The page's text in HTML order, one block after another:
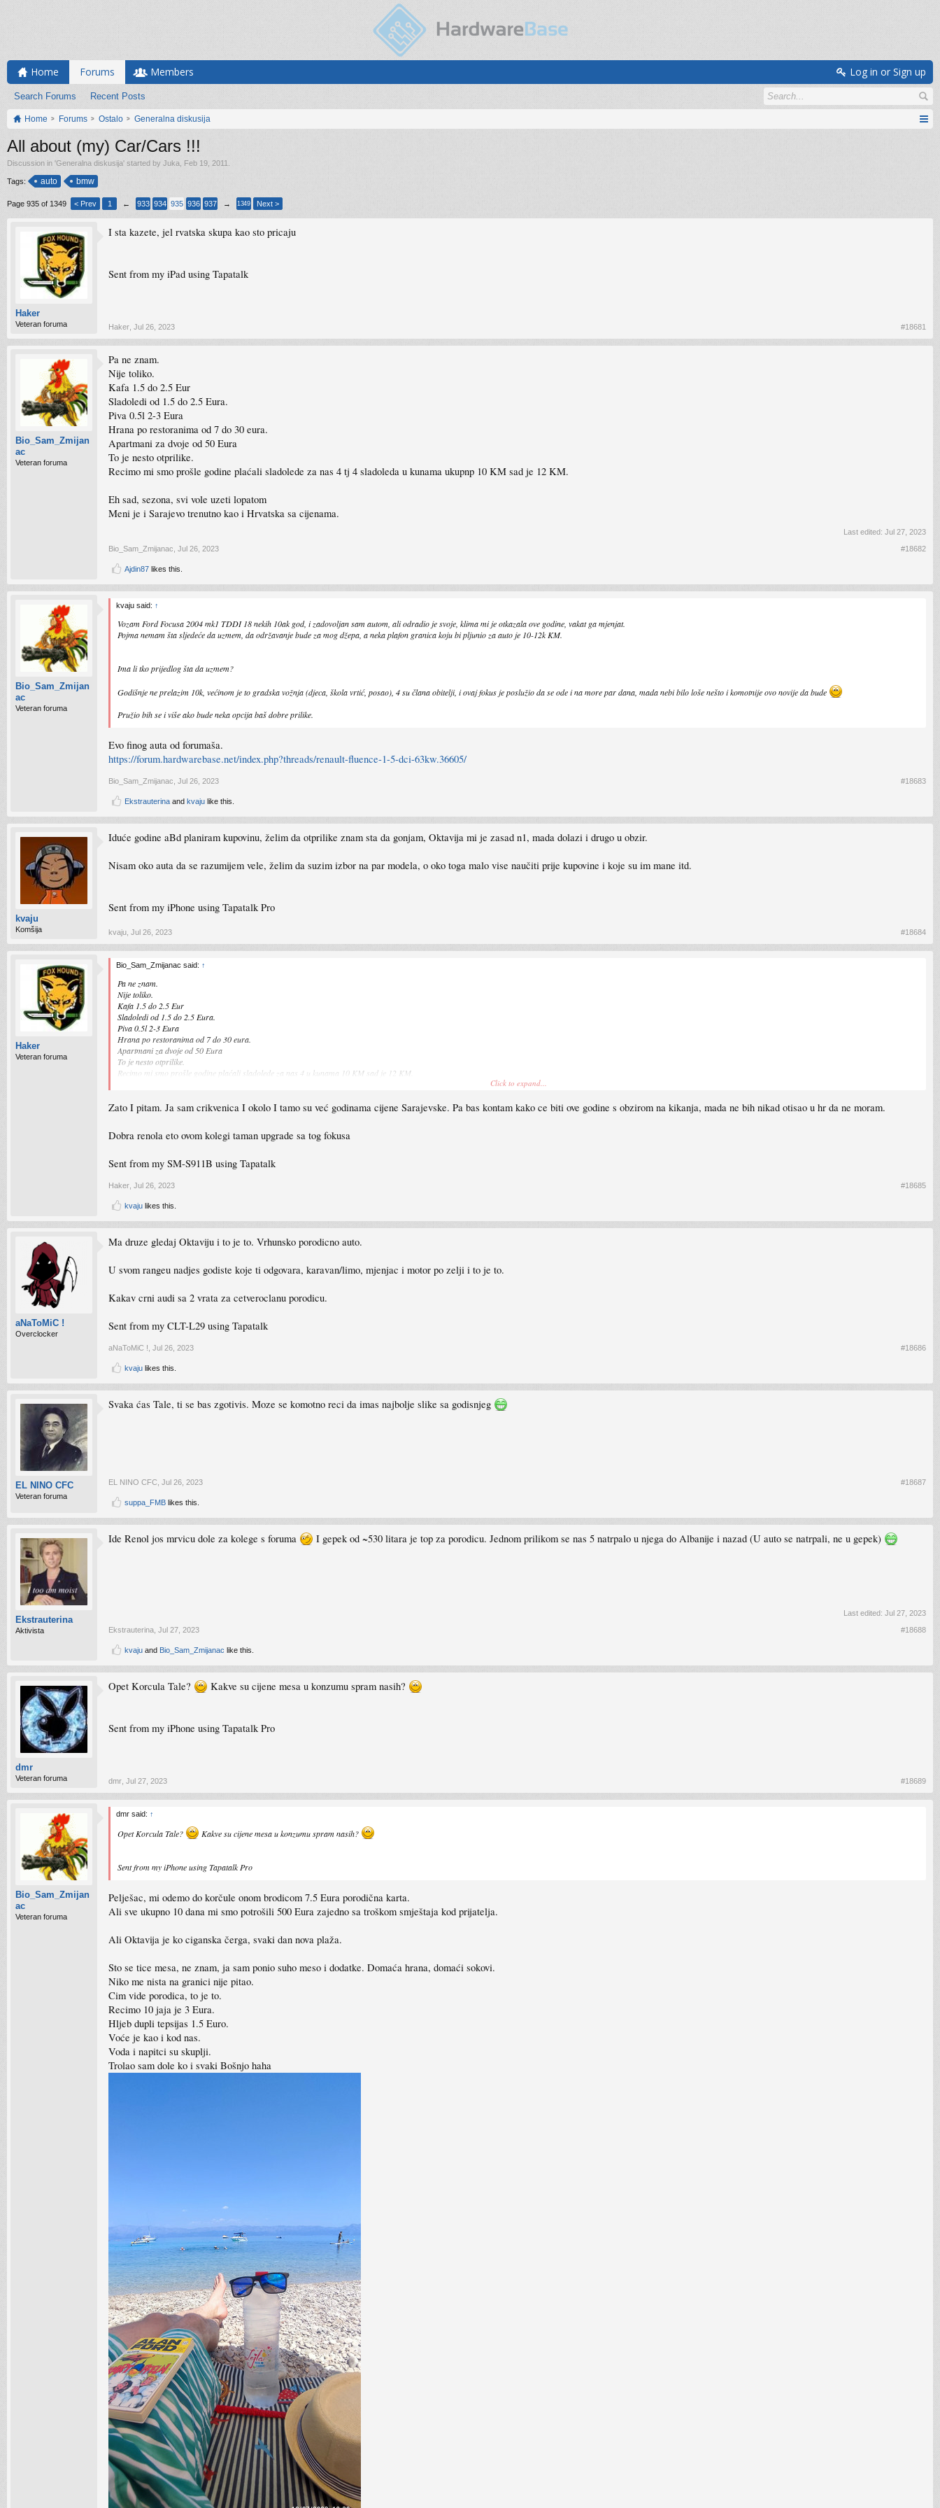
Home Forums
Search Forums Recent Posts
Members Log in or Sign up
Home Forums Ostalo Generalna diskusija
All about (my) Car/Cars !!!
Discussion in 'Generalna diskusija' started by Juka Feb 19, 2011
Tags: auto bmw
Page 935 of 1349 < Prev 1 ← 933 934 935 936 937 → 1349 Next >
Haker
Veteran foruma
I sta kazete, jel rvatska skupa kao sto pricaju
Sent from my iPad using Tapatalk
Haker Jul 26, 2023 #18681
Bio_Sam_Zmijan
ac
Veteran foruma
Pa ne znam.
Nije toliko.
Kafa 1.5 do 2.5 Eur
Sladoledi od 1.5 do 2.5 Eura.
Piva 0.5l 2-3 Eura
Hrana po restoranima od 7 do 30 eura.
Apartmani za dvoje od 50 Eura
To je nesto otprilike.
Recimo mi smo prošle godine plaćali sladolede za nas 4 tj 4 sladoleda u kunama ukupnp 10 KM sad je 12 KM.
Eh sad, sezona, svi vole uzeti lopatom
Meni je i Sarajevo trenutno kao i Hrvatska sa cijenama.
Last edited: Jul 27, 2023
Bio_Sam_Zmijanac Jul 26, 2023 #18682
Ajdin87 likes this.
Bio_Sam_Zmijan
ac
Veteran foruma
kvaju said: ↑
Vozam Ford Focusa 2004 mk1 TDDI 18 nekih 10ak god, i zadovoljan sam autom, ali odradio je svoje, klima mi je otkazala ove godine, vakat ga mjenjat.
Pojma nemam šta sljedeće da uzmem, da održavanje bude za mog džepa, a neka plafon granica koju bi pljunio za auto je 10-12k KM.
Ima li tko prijedlog šta da uzmem?
Godišnje ne prelazim 10k, većinom je to gradska vožnja (djeca, škola vrtić, posao), 4 su člana obitelji, i ovaj fokus je poslužio da se ode i na more par dana, mada nebi bilo loše nešto i komotnije ovo novije da bude
Pružio bih se i više ako bude neka opcija baš dobre prilike.
Evo finog auta od forumaša.
https://forum.hardwarebase.net/index.php?threads/renault-fluence-1-5-dci-63kw.36605/
Bio_Sam_Zmijanac Jul 26, 2023 #18683
Ekstrauterina and kvaju like this.
kvaju
Komšija
Iduće godine aBd planiram kupovinu, želim da otprilike znam sta da gonjam, Oktavija mi je zasad n1, mada dolazi i drugo u obzir.
Nisam oko auta da se razumijem vele, želim da suzim izbor na par modela, o oko toga malo vise naučiti prije kupovine i koje su im mane itd.
Sent from my iPhone using Tapatalk Pro
kvaju Jul 26, 2023 #18684
Haker
Veteran foruma
Bio_Sam_Zmijanac said: ↑
Pa ne znam.
Nije toliko.
Kafa 1.5 do 2.5 Eur
Sladoledi od 1.5 do 2.5 Eura.
Piva 0.5l 2-3 Eura
Hrana po restoranima od 7 do 30 eura.
Apartmani za dvoje od 50 Eura
To je nesto otprilike.
Recimo mi smo prošle godine plaćali sladolede za nas 4 u kunama 10 KM sad je 12 KM.
Meni je i Sarajevo trenutno kao i Hrvatska sa cijenama.
Click to expand...
Zato I pitam. Ja sam crikvenica I okolo I tamo su već godinama cijene Sarajevske. Pa bas kontam kako ce biti ove godine s obzirom na kikanja, mada ne bih nikad otisao u hr da ne moram.
Dobra renola eto ovom kolegi taman upgrade sa tog fokusa
Sent from my SM-S911B using Tapatalk
Haker Jul 26, 2023 #18685
kvaju likes this.
aNaToMiC !
Overclocker
Ma druze gledaj Oktaviju i to je to. Vrhunsko porodicno auto.
U svom rangeu nadjes godiste koje ti odgovara, karavan/limo, mjenjac i motor po zelji i to je to.
Kakav crni audi sa 2 vrata za cetveroclanu porodicu.
Sent from my CLT-L29 using Tapatalk
aNaToMiC ! Jul 26, 2023 #18686
kvaju likes this.
EL NINO CFC
Veteran foruma
Svaka ćas Tale, ti se bas zgotivis. Moze se komotno reci da imas najbolje slike sa godisnjeg
EL NINO CFC Jul 26, 2023 #18687
suppa_FMB likes this.
Ekstrauterina
Aktivista
Ide Renol jos mrvicu dole za kolege s foruma I gepek od ~530 litara je top za porodicu. Jednom prilikom se nas 5 natrpalo u njega do Albanije i nazad (U auto se natrpali, ne u gepek)
Last edited: Jul 27, 2023
Ekstrauterina Jul 27, 2023 #18688
kvaju and Bio_Sam_Zmijanac like this.
dmr
Veteran foruma
Opet Korcula Tale? Kakve su cijene mesa u konzumu spram nasih?
Sent from my iPhone using Tapatalk Pro
dmr Jul 27, 2023 #18689
Bio_Sam_Zmijan
ac
Veteran foruma
dmr said: ↑
Opet Korcula Tale? Kakve su cijene mesa u konzumu spram nasih?
Sent from my iPhone using Tapatalk Pro
Pelješac, mi odemo do korčule onom brodicom 7.5 Eura porodična karta.
Ali sve ukupno 10 dana mi smo potrošili 500 Eura zajedno sa troškom smještaja kod prijatelja.
Ali Oktavija je ko ciganska čerga, svaki dan nova plaža.
Sto se tice mesa, ne znam, ja sam ponio suho meso i dodatke. Domaća hrana, domaći sokovi.
Niko me nista na granici nije pitao.
Cim vide porodica, to je to.
Recimo 10 jaja je 3 Eura.
Hljeb dupli tepsijas 1.5 Euro.
Voće je kao i kod nas.
Voda i napitci su skuplji.
Trolao sam dole ko i svaki Bošnjo haha